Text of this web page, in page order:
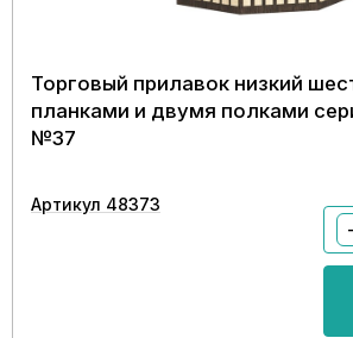
Торговый прилавок низкий
планками и двумя полками
№37
Артикул 48373